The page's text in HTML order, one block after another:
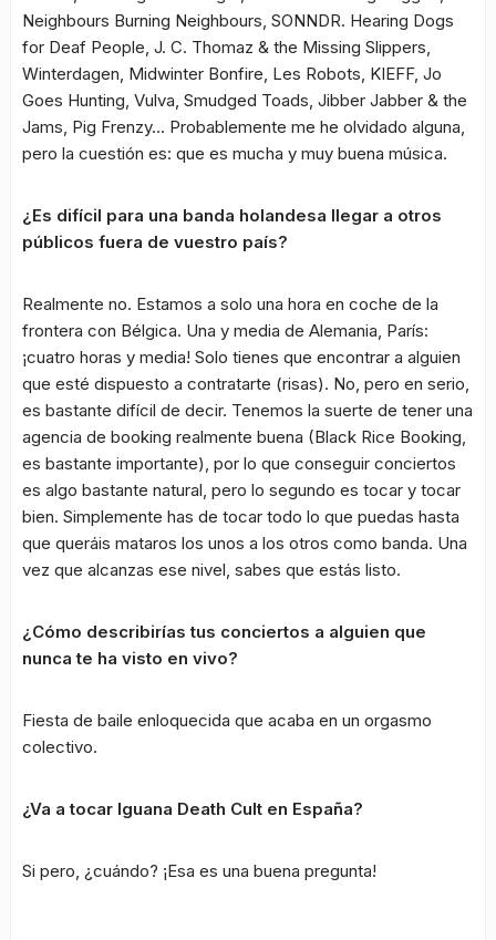
Neighbours Burning Neighbours, SONNDR. Hearing Dogs
for Deaf People, J. C. Thomaz & the Missing Slippers,
Winterdagen, Midwinter Bonfire, Les Robots, KIEFF, Jo
Goes Hunting, Vulva, Smudged Toads, Jibber Jabber & the
Jams, Pig Frenzy… Probablemente me he olvidado alguna,
pero la cuestión es: que es mucha y muy buena música.
¿Es difícil para una banda holandesa llegar a otros
públicos fuera de vuestro país?
Realmente no. Estamos a solo una hora en coche de la
frontera con Bélgica. Una y media de Alemania, París:
¡cuatro horas y media! Solo tienes que encontrar a alguien
que esté dispuesto a contratarte (risas). No, pero en serio,
es bastante difícil de decir. Tenemos la suerte de tener una
agencia de booking realmente buena (Black Rice Booking,
es bastante importante), por lo que conseguir conciertos
es algo bastante natural, pero lo segundo es tocar y tocar
bien. Simplemente has de tocar todo lo que puedas hasta
que queráis mataros los unos a los otros como banda. Una
vez que alcanzas ese nivel, sabes que estás listo.
¿Cómo describirías tus conciertos a alguien que
nunca te ha visto en vivo?
Fiesta de baile enloquecida que acaba en un orgasmo
colectivo.
¿Va a tocar Iguana Death Cult en España?
Si pero, ¿cuándo? ¡Esa es una buena pregunta!